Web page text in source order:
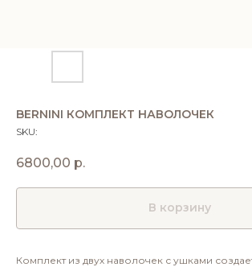
BERNINI КОМПЛЕКТ НАВОЛОЧЕК
SKU:
6800,00 р.
В корзину
Комплект из двух наволочек с ушками